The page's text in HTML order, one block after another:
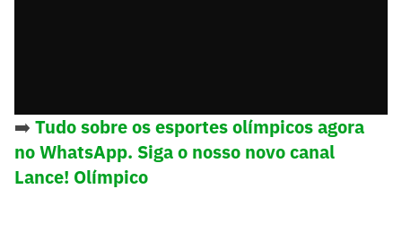
➡️ Tudo sobre os esportes olímpicos agora
no WhatsApp. Siga o nosso novo canal
Lance! Olímpico